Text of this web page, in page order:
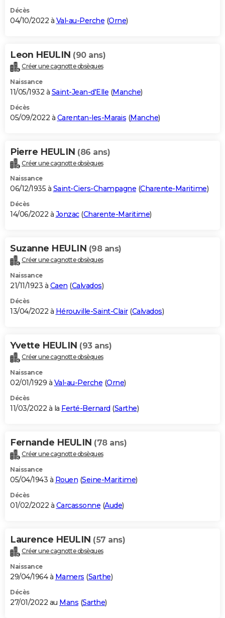
Décès
04/10/2022 à Val-au-Perche (Orne)
Leon HEULIN (90 ans)
Créer une cagnotte obsèques
Naissance
11/05/1932 à Saint-Jean-d'Elle (Manche)
Décès
05/09/2022 à Carentan-les-Marais (Manche)
Pierre HEULIN (86 ans)
Créer une cagnotte obsèques
Naissance
06/12/1935 à Saint-Ciers-Champagne (Charente-Maritime)
Décès
14/06/2022 à Jonzac(Charente-Maritime)
Suzanne HEULIN (98 ans)
Créer une cagnotte obsèques
Naissance
21/11/1923 à Caen (Calvados)
Décès
13/04/2022 à Hérouville-Saint-Clair(Calvados)
Yvette HEULIN (93 ans)
Créer une cagnotte obsèques
Naissance
02/01/1929 à Val-au-Perche (Orne)
Décès
11/03/2022 à la Ferté-Bernard (Sarthe)
Fernande HEULIN (78 ans)
Créer une cagnotte obsèques
Naissance
05/04/1943 à Rouen (Seine-Maritime)
Décès
01/02/2022 à Carcassonne (Aude)
Laurence HEULIN (57 ans)
Créer une cagnotte obsèques
Naissance
29/04/1964 à Mamers (Sarthe)
Décès
27/01/2022 au Mans (Sarthe)